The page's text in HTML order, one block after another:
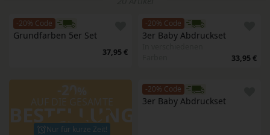
-20% Code
Grundfarben 5er Set
37,95 €
-20% Code
3er Baby Abdruckset
33,95 €
BESTELLUNG
Nur für kurze Zeit!
-20% Code
3er Baby Abdruckset